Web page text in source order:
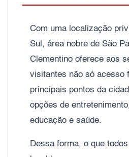
Com uma localização
Sul, área nobre de São
Clementino oferece aos
visitantes não só acesso
principais pontos da
opções de
educação e saúde.
Dessa forma, o que